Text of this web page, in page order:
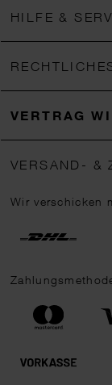
HILFE &
VERTRAG
VERSAND- &
Wir verschicken